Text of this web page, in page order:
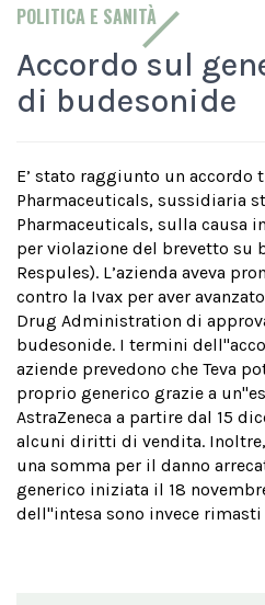
POLITICA E SANITÀ
Accordo sul
di budesonide
E’ stato raggiunto un accordo
Pharmaceuticals, sussidiaria
Pharmaceuticals, sulla causa
per violazione del brevetto su
Respules). L’azienda aveva
contro la Ivax per aver
Drug Administration di
budesonide. I termini
aziende prevedono che Teva
proprio generico grazie a
AstraZeneca a partire dal 15
alcuni diritti di vendita. Inoltre,
una somma per il danno
generico iniziata il 18
dell''intesa sono invece